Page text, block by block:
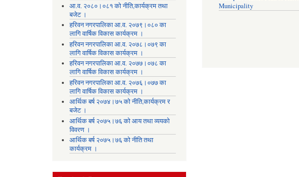
आ.व. २०८०।०८१ को नीति,कार्यक्रम तथा
बजेट ।
हरिवन नगरपालिका आ‍.व. २०७९।०८० का
लागि वार्षिक विकास कार्यक्रम ।
हरिवन नगरपालिका आ‍.व. २०७८।०७९ का
लागि वार्षिक विकास कार्यक्रम ।
हरिवन नगरपालिका आ‍.व. २०७७।०७८ का
लागि वार्षिक विकास कार्यक्रम ।
हरिवन नगरपालिका आ‍.व. २०७६।०७७ का
लागि वार्षिक विकास कार्यक्रम ।
आर्थिक बर्ष २०७४।७५ को नीति,कार्यक्रम र
बजेट ।
आर्थिक बर्ष २०७५।७६ को आय तथा व्ययकाे
विवरण ।
आर्थिक बर्ष २०७५।७६ को नीति तथा
कार्यक्रम ।
Municipality